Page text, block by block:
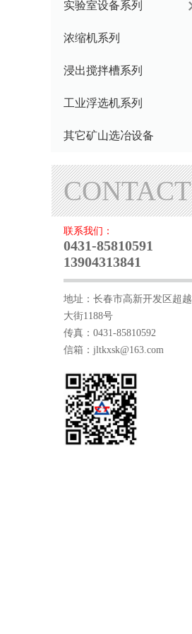
实验室设备系列
浓缩机系列
浸出搅拌槽系列
工业浮选机系列
其它矿山选冶设备
CONTACT
联系我们：
0431-85810591
13904313841
地址：长春市高新开发区超越
大街1188号
传真：0431-85810592
信箱：jltkxsk@163.com